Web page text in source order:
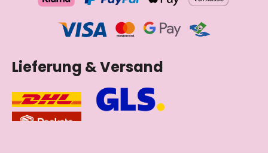
Lieferung & Versand